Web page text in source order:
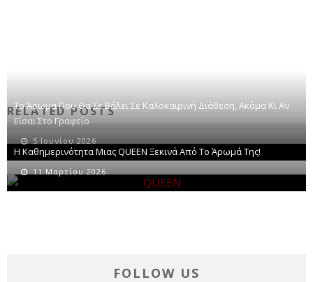
RELATED POSTS
Το Άρωμα Που Θα Σε Βάλει Σε Καλοκαιρινή Διάθεση, Ακόμα Κι Αν
Είσαι Στο Γραφείο
5 Ιουνίου 2026
Η Καθημερινότητα Μιας QUEEN Ξεκινά Από Το Άρωμά Της!
11 Μαρτίου 2026
FOLLOW US